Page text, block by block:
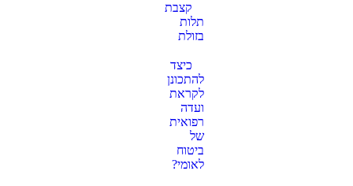
קצבת
תלות
בזולת
כיצד
להתכונן
לקראת
ועדה
רפואית
של
ביטוח
לאומי?